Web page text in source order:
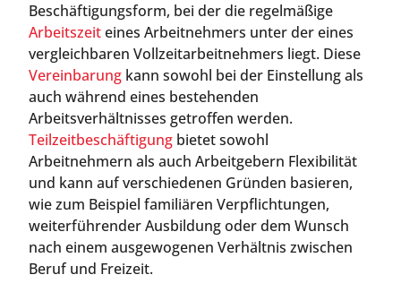
Beschäftigungsform, bei der die regelmäßige
Arbeitszeiteines Arbeitnehmers unter der eines
vergleichbaren Vollzeitarbeitnehmers liegt. Diese
Vereinbarung kann sowohl bei der Einstellung als
auch während eines bestehenden
Arbeitsverhältnisses getroffen werden.
Teilzeitbeschäftigung bietet sowohl
Arbeitnehmern als auch Arbeitgebern Flexibilität
und kann auf verschiedenen Gründen basieren,
wie zum Beispiel familiären Verpflichtungen,
weiterführender Ausbildung oder dem Wunsch
nach einem ausgewogenen Verhältnis zwischen
Beruf und Freizeit.